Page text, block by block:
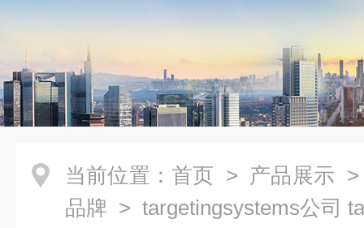
当前位置： 首页 > 产品展示
品牌 > targetingsystems公司